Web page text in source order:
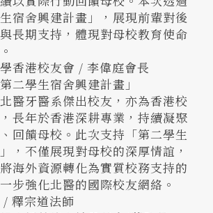
宿舍興建計畫」，展現前輩對後
長期支持，體現對母校教育使命
香港校友會 / 李偉庭會長
二學生宿舍興建計畫」
醫牙醫系傑出校友，亦為香港校
長年於香港深耕專業，持續凝聚
回饋母校。此次支持「第二學生
，不僅展現對母校的深厚情誼，
海外資源轉化為實質校務支持的
步強化北醫的國際校友網絡。
/ 釋宗道法師